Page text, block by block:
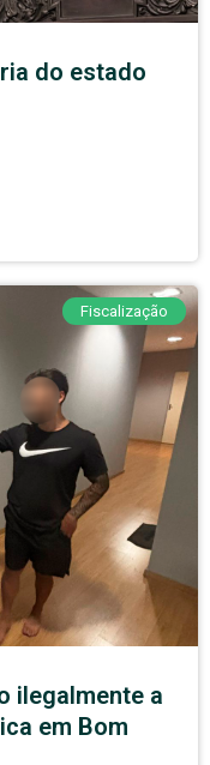
do estado
Fiscalização
ilegalmente a
em Bom